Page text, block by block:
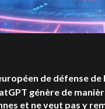
de défense de
génère de
et ne veut pas y